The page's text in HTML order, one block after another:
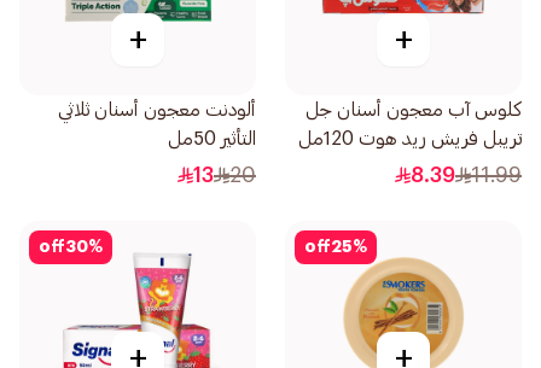
+
كلوس آب معجون أسنان جل
تريبل فريش ريد هوت 120مل
11.99
8.39
+
ألودنت معجون أسنان ثلاثي
التأثير 50مل
20
13
25%
off
+
30%
off
+